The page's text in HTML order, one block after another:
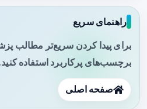
راهنمای سریع
برای پیدا کردن سریع‌تر مطالب
برچسب‌های پرکاربرد استفاده
صفحه اصلی